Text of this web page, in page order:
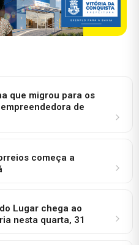
que migrou para os
de
começa a
Lugar chega ao
nesta quarta, 31